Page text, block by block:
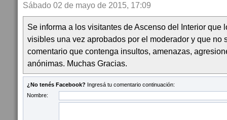
Sábado 02 de mayo de 2015, 17:09
Se informa a los visitantes de Ascenso del Interior que
visibles una vez aprobados por el moderador y que no
comentario que contenga insultos, amenazas,
anónimas. Muchas Gracias.
¿No tenés Facebook? Ingresá tu comentario continuación:
Nombre: